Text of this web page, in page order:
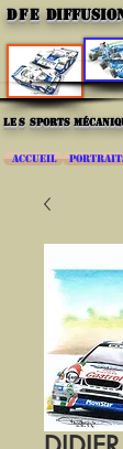
DFE
les sports
ACCUEIL